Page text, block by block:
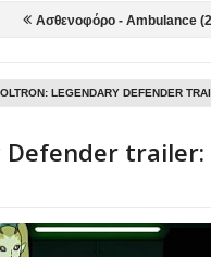
- Ambulance (2022)
LEGENDARY DEFENDER
trailer: